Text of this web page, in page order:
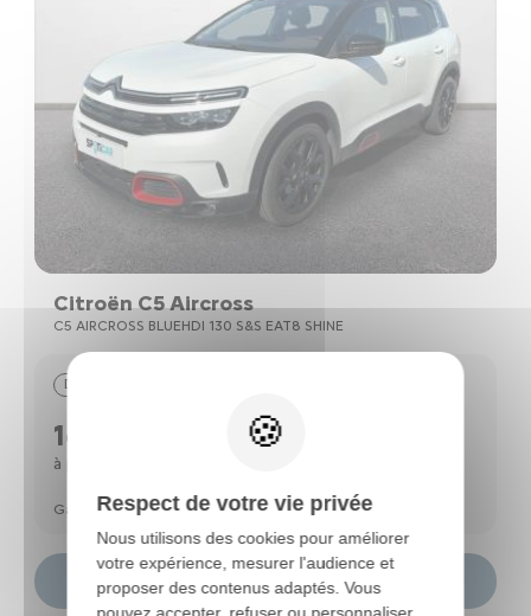
Citroën C5 Aircross
C5 AIRCROSS BLUEHDI 130 S&S EAT8 SHINE
Diesel
16490 €
à partir de
Garantie Spoticar Premium 12 mois
Choisir ce modèle
Respect de votre vie privée
Nous utilisons des cookies pour améliorer
votre expérience, mesurer l'audience et
proposer des contenus adaptés. Vous